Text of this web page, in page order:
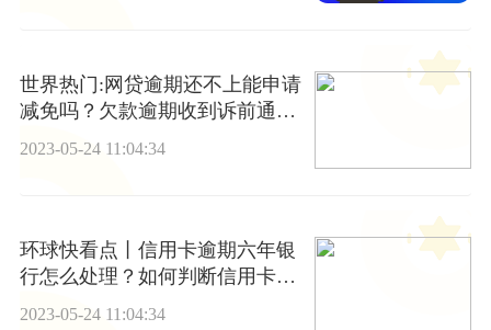
世界热门:网贷逾期还不上能申请
减免吗？欠款逾期收到诉前通知
2023-05-24 11:04:34
环球快看点丨信用卡逾期六年银
行怎么处理？如何判断信用卡有
没有放水？
2023-05-24 11:04:34